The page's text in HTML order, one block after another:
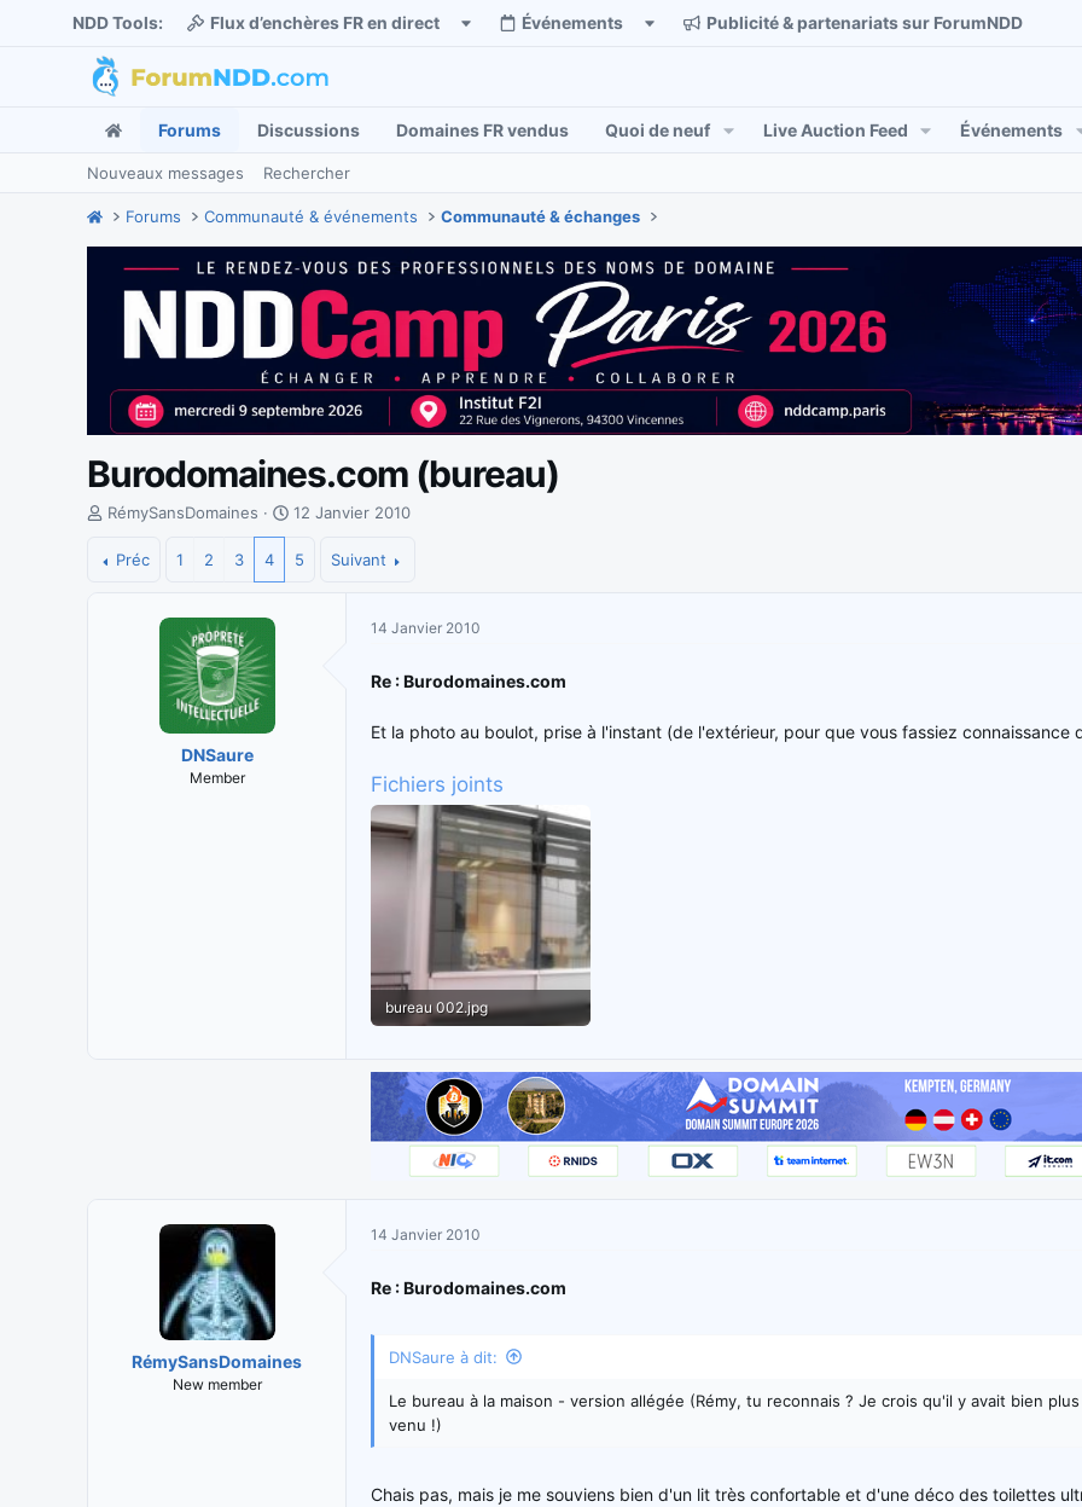
NDD Tools: Flux d’enchères FR en direct Événements Publicité & partenariats sur ForumNDD
Forums Discussions Domaines FR vendus Quoi de neuf Live Auction Feed Événements
Nouveaux messages Rechercher
Forums Communauté & événements Communauté & échanges
Burodomaines.com (bureau)
I
i
RémySansDomaines
D
t
12 Janvier 2010
Préc 1 2 3 4 5 Suivant
DNSaure
Member
14 Janvier 2010
Re : Burodomaines.com
Et la photo au boulot, prise à l'instant (de l'extérieur, pour que vous fassiez connaissance
Fichiers joints
bureau 002.jpg
RémySansDomaines
New member
14 Janvier 2010
Re : Burodomaines.com
DNSaure à dit:
Le bureau à la maison - version allégée (Rémy, tu reconnais ? Je crois qu'il y avait bien
venu !)
Chais pas, mais je me souviens bien d'un lit très confortable et d'une déco des toilettes